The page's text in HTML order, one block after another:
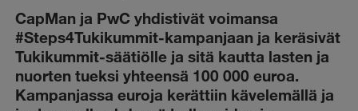
CapMan ja PwC yhdistivät voimansa
#Steps4Tukikummit-kampanjaan ja keräsivät
Tukikummit-säätiölle ja sitä kautta lasten ja
nuorten tueksi yhteensä 100 000 euroa.
Kampanjassa euroja kerättiin kävelemällä ja